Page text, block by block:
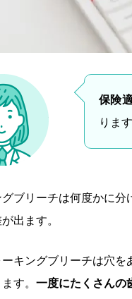
保険
ります
ブリーチは何度かに分
出ます。
ーキングブリーチは穴
す。 一度にたくさんの